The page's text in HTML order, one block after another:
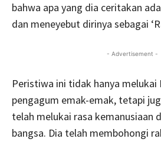
bahwa apa yang dia ceritakan
dan meneyebut dirinya sebagai
- Advertisement -
Peristiwa ini tidak hanya melukai
pengagum emak-emak, tetapi
telah melukai rasa kemanusiaan
bangsa. Dia telah membohongi